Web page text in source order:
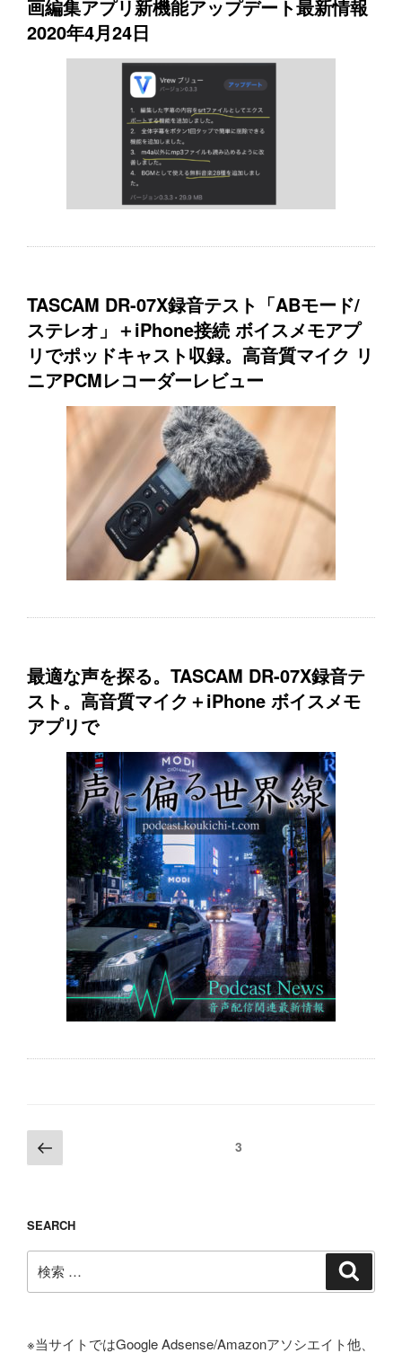
画編集アプリ新機能アップデート最新情報
2020年4月24日
TASCAM DR-07X録音テスト「ABモード/
ステレオ」＋iPhone接続 ボイスメモアプ
リでポッドキャスト収録。高音質マイク リ
ニアPCMレコーダーレビュー
最適な声を探る。TASCAM DR-07X録音テ
スト。高音質マイク＋iPhone ボイスメモ
アプリで
投
稿
ペ
ジ
送
前
の
ジ
ページ3
SEARCH
索:
※当サイトではGoogle Adsense/Amazonアソシエイト他、